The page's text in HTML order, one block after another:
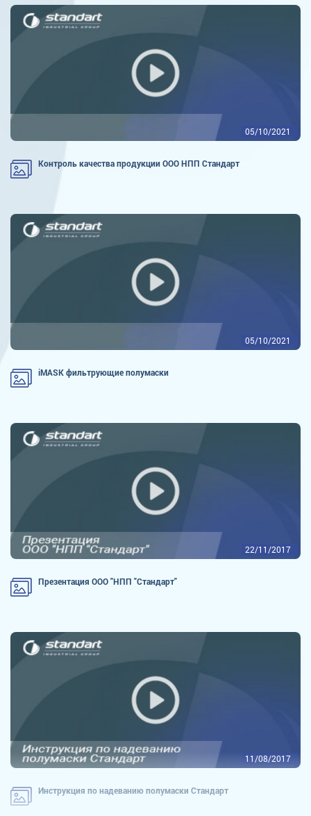
05/10/2021
Контроль качества продукции ООО НПП Стандарт
05/10/2021
iMASK фильтрующие полумаски
22/11/2017
Презентация ООО "НПП "Стандарт"
11/08/2017
Инструкция по надеванию полумаски Стандарт